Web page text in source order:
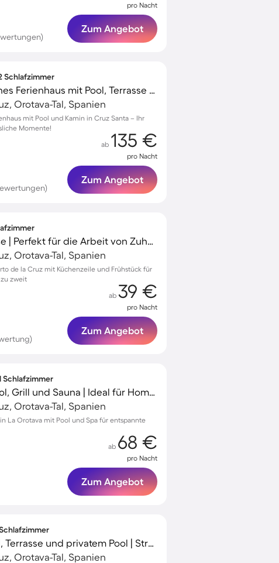
pro Nacht
Zum Angebot
Schlafzimmer
Familienfreundliches Ferienhaus mit Pool, Terrasse und Garten | Naturblick
Orotava-Tal, Spanien
mit Pool und Kamin in Cruz Santa – Ihr
Momente!
ab 135 €
pro Nacht
Zum Angebot
Chalet mit Terrasse | Perfekt für die Arbeit von Zuhause
Orotava-Tal, Spanien
de la Cruz mit Küchenzeile und Frühstück für
zweit
ab 39 €
pro Nacht
Zum Angebot
Schlafzimmer
Ferienhaus mit Pool, Grill und Sauna | Ideal für Homeoffice
Orotava-Tal, Spanien
La Orotava mit Pool und Spa für entspannte
ab 68 €
pro Nacht
Zum Angebot
Schlafzimmer
Landhaus mit Grill, Terrasse und privatem Pool | Strand in der Nähe
Orotava-Tal, Spanien